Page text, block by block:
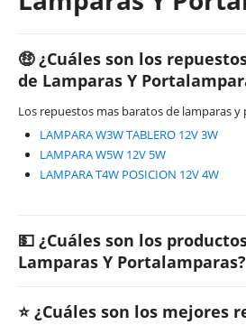
🤑 ¿Cuáles son los
de Lamparas Y
Los repuestos mas baratos de lamparas
LAMPARA W3W TABLERO 12V 3W
LAMPARA W5W 12V 5W
LAMPARA T4W POSICION 12V 4W
💵 ¿Cuáles son los
Lamparas Y Portalamparas?
⭐ ¿Cuáles son los mejores